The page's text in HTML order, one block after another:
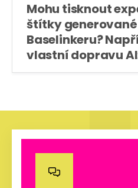
Mohu tisknout
štítky
Baselinkeru?
vlastní dopravu
